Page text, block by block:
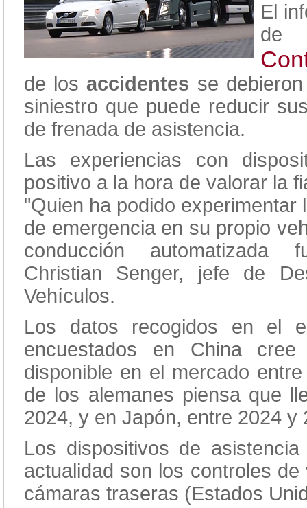
El
de
de los accidentes se
siniestro que puede reducir
de frenada de asistencia.
Las experiencias con
positivo a la hora de valorar la
"Quien ha podido
de emergencia en su propio
conducción automatizada
Christian Senger, jefe de
Vehículos.
Los datos recogidos en el
encuestados en China
disponible en el mercado
de los alemanes piensa que
2024, y en Japón, entre 2024 y
Los dispositivos de
actualidad son los controles
cámaras traseras (Estados